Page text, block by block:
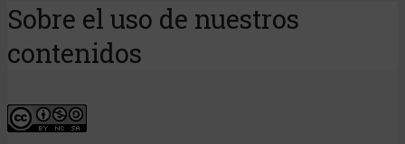
Sobre el uso de nuestros
contenidos